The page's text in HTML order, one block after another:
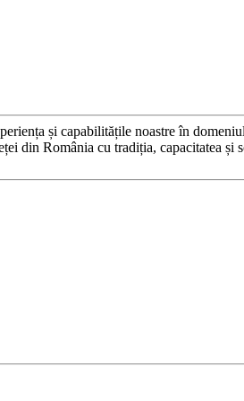
și capabilitățile noastre în
din România cu tradiția, capacitatea și